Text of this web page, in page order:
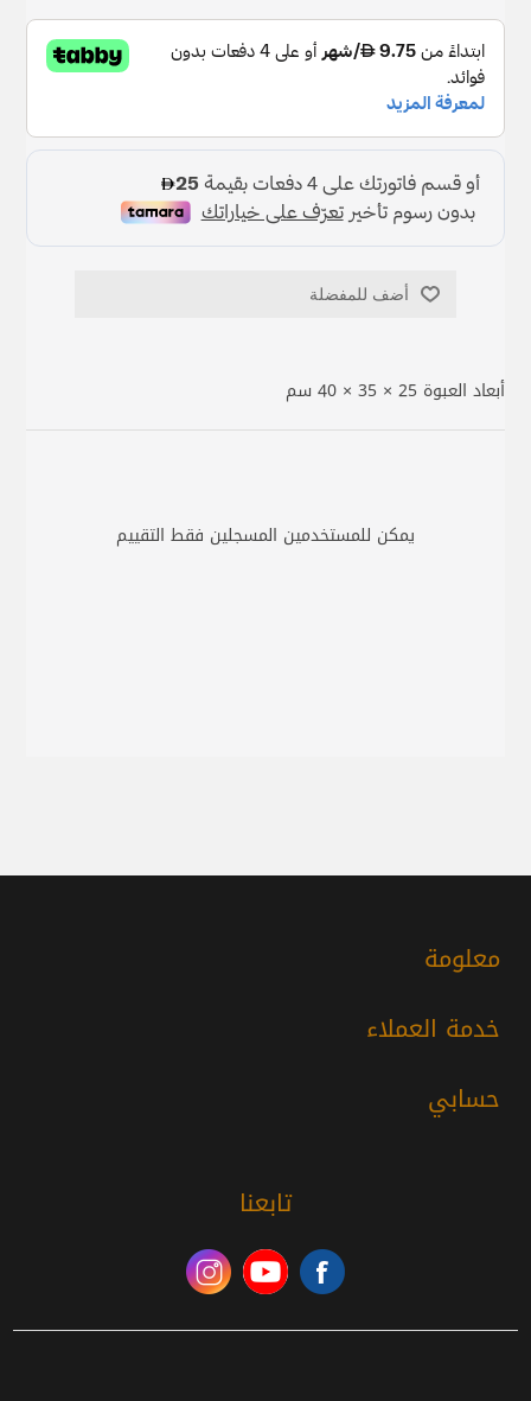
أضف للمفضلة
أبعاد العبوة ‎40 × 35 × 25 سم
يمكن للمستخدمين المسجلين فقط التقييم
معلومة
خدمة العملاء
حسابي
تابعنا